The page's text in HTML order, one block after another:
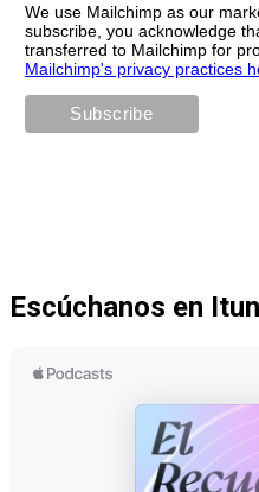
We use Mailchimp as our
subscribe, you acknowledge
transferred to Mailchimp for
Mailchimp's privacy practices
Escúchanos en